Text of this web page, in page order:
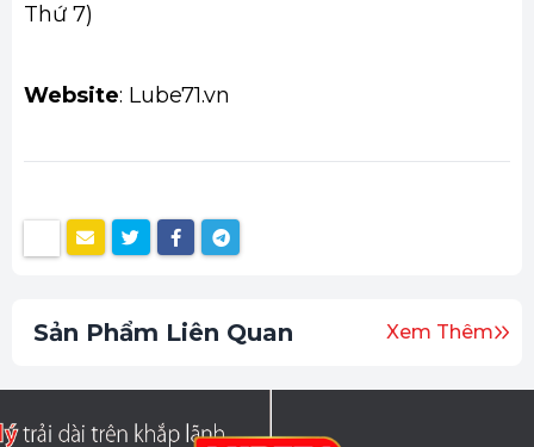
Thứ 7)
Website: Lube71.vn
Sản Phẩm Liên Quan Xem Thêm